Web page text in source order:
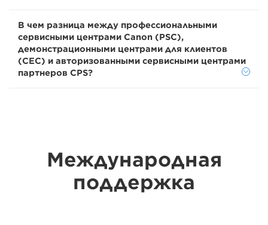
В чем разница между профессиональными
сервисными центрами Canon (PSC),
демонстрационными центрами для клиентов
(CEC) и авторизованными сервисными центрами
партнеров CPS?
Международная
поддержка